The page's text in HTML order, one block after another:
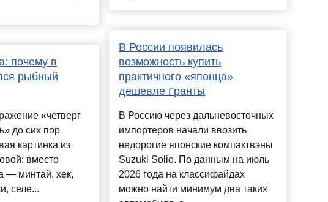
почему в
рыбный
«четверг
до сих пор
картинка из
вместо
— минтай, хек,
селе...
В России появилась
возможность купить
практичного «японца»
дешевле Гранты
В Россию через дальневосточных
импортеров начали ввозить
недорогие японские компактвэны
Suzuki Solio. По данным на июль
2026 года на классифайдах
можно найти минимум два таких